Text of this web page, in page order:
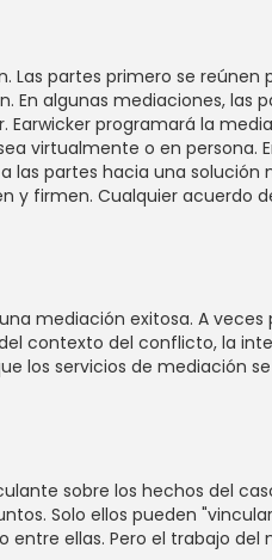
partes primero se reúnen
En algunas mediaciones,
programará la
virtualmente o en
partes hacia una
y firmen. Cualquier
mediación exitosa. A
contexto del conflicto, la
los servicios de mediación
sobre los hechos del
Solo ellos pueden
ellas. Pero el trabajo